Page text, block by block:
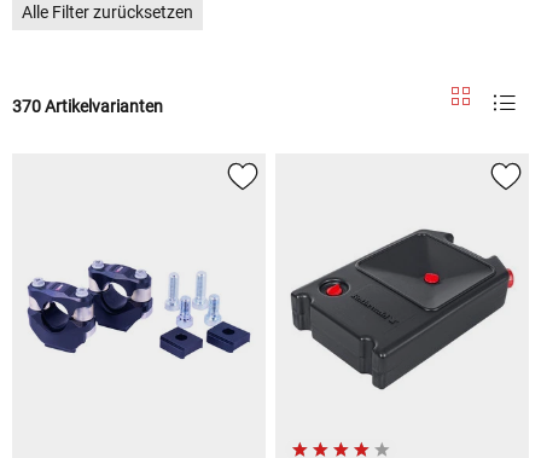
Alle Filter zurücksetzen
370 Artikelvarianten